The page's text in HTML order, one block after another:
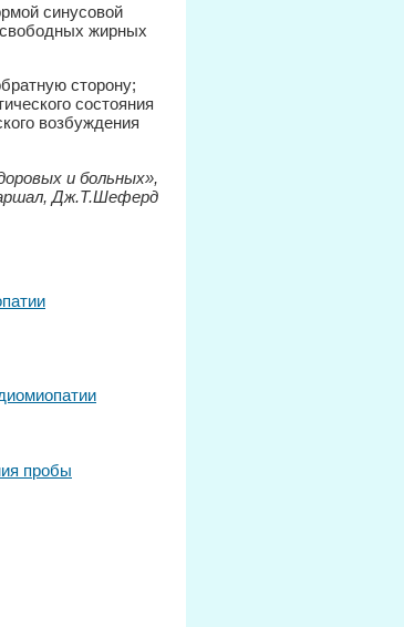
синусовой
свободных жирных
сторону;
состояния
возбуждения
и больных»,
Дж.Т.Шеферд
пробы